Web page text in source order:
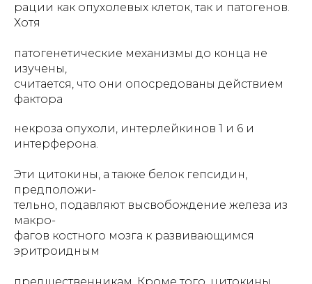
рации как опухолевых клеток, так и патогенов.
Хотя
патогенетические механизмы до конца не
изучены,
считается, что они опосредованы действием
фактора
некроза опухоли, интерлейкинов 1 и 6 и
интерферона.
Эти цитокины, а также белок гепсидин,
предположи-
тельно, подавляют высвобождение железа из
макро-
фагов костного мозга к развивающимся
эритроидным